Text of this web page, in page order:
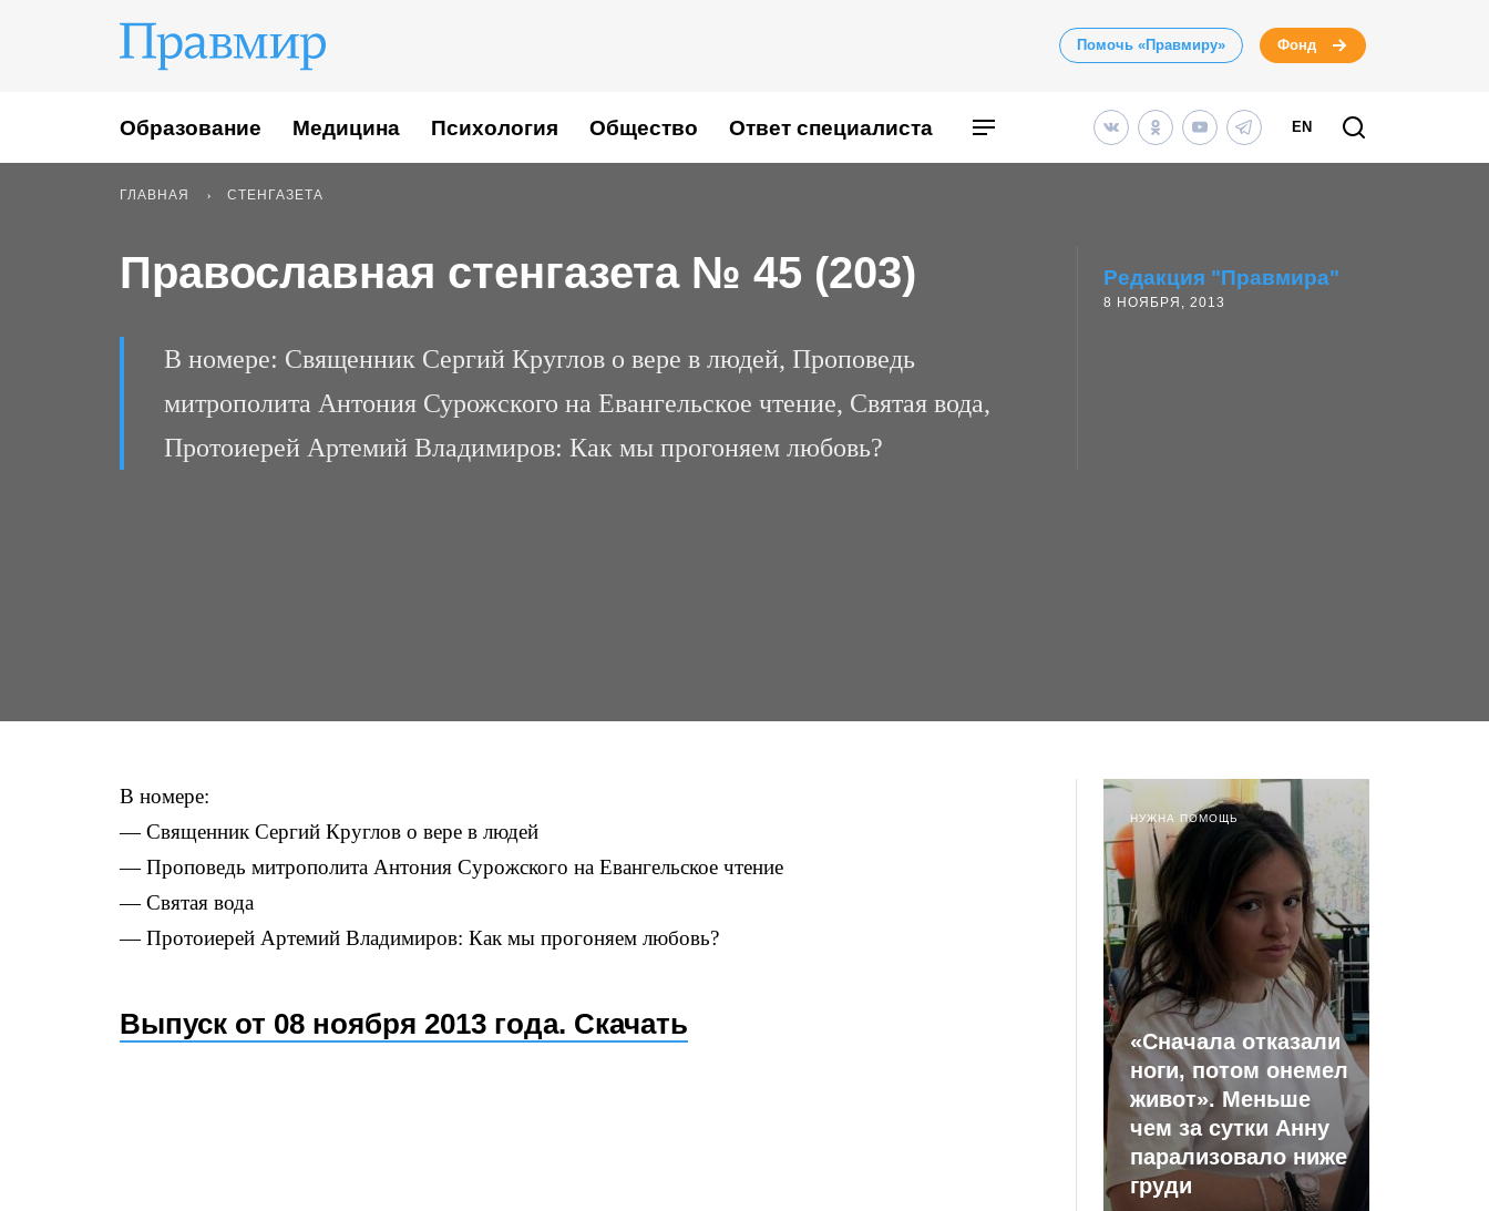
Помочь «Правмиру» Фонд
Образование Медицина Психология Общество Ответ специалиста EN
ГЛАВНАЯ СТЕНГАЗЕТА
Православная стенгазета № 45 (203)
В номере: Священник Сергий Круглов о вере в людей, Проповедь
митрополита Антония Сурожского на Евангельское чтение, Святая вода,
Протоиерей Артемий Владимиров: Как мы прогоняем любовь?
Редакция "Правмира"
8 НОЯБРЯ, 2013
В номере:
— Священник Сергий Круглов о вере в людей
— Проповедь митрополита Антония Сурожского на Евангельское чтение
— Святая вода
— Протоиерей Артемий Владимиров: Как мы прогоняем любовь?
Выпуск от 08 ноября 2013 года. Скачать
НУЖНА ПОМОЩЬ
«Сначала отказали
ноги, потом онемел
живот». Меньше
чем за сутки Анну
парализовало ниже
груди